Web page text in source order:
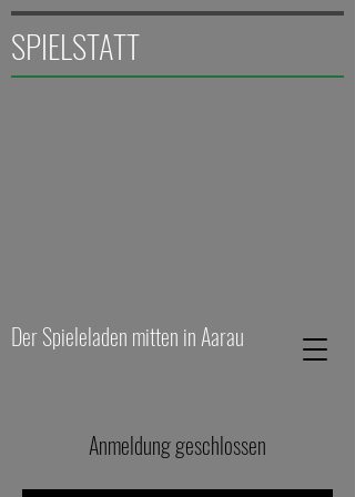
SPIELSTATT
Der Spieleladen mitten in Aarau
Anmeldung geschlossen